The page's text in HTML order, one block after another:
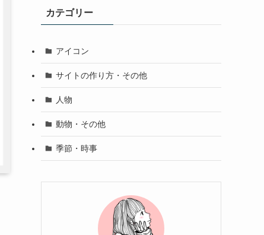
カテゴリー
アイコン
サイトの作り方・その他
人物
動物・その他
季節・時事